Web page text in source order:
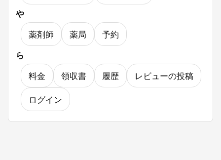
や
薬剤師 薬局 予約
ら
料金 領収書 履歴
レビューの投稿
ログイン